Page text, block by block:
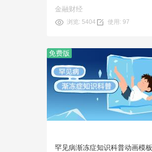
金融财经
浏览: 5404 使用: 97
免费版
预览
使用
罕见病渐冻症知识科普动画模板